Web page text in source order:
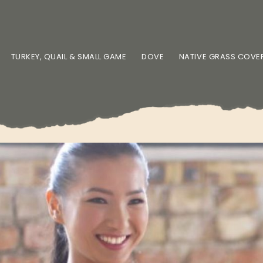
TURKEY, QUAIL & SMALL GAME DOVE NATIVE GRASS